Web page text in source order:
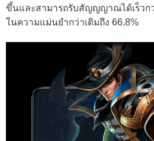
ขึ้นและสามารถรับสัญญญาณได้เร็วก
ในความแม่นยำกว่าเดิมถึง 66.8%